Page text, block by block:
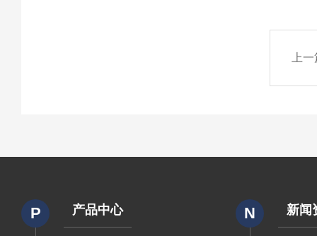
上
P 产品中心 N 新闻